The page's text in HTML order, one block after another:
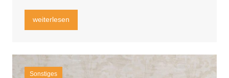
„Welttag des Buches
weiterlesen
Sonstiges